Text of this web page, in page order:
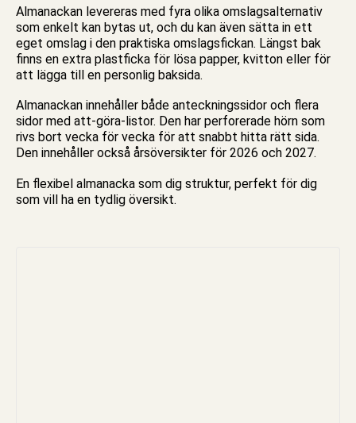
Almanackan levereras med fyra olika omslagsalternativ
som enkelt kan bytas ut, och du kan även sätta in ett
eget omslag i den praktiska omslagsfickan. Längst bak
finns en extra plastficka för lösa papper, kvitton eller för
att lägga till en personlig baksida.
Almanackan innehåller både anteckningssidor och flera
sidor med att-göra-listor. Den har perforerade hörn som
rivs bort vecka för vecka för att snabbt hitta rätt sida.
Den innehåller också årsöversikter för 2026 och 2027.
En flexibel almanacka som dig struktur, perfekt för dig
som vill ha en tydlig översikt.